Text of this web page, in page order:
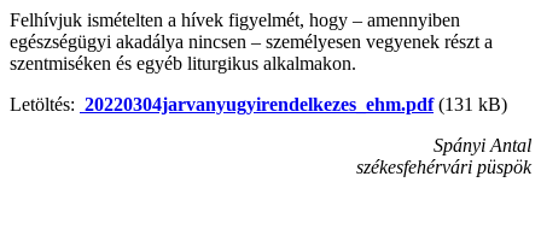
Felhívjuk ismételten a hívek figyelmét, hogy – amennyiben
egészségügyi akadálya nincsen – személyesen vegyenek részt a
szentmiséken és egyéb liturgikus alkalmakon.
Letöltés: 20220304jarvanyugyirendelkezes_ehm.pdf(131 kB)
Spányi Antal
székesfehérvári püspök